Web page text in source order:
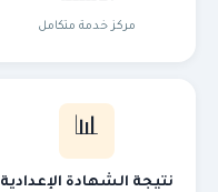
مركز خدمة متكامل
📊
نتيجة الشهادة الإعدادية